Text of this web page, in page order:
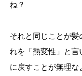
ね？
それと同じことが
れを「熱変性」と言
に戻すことが無理